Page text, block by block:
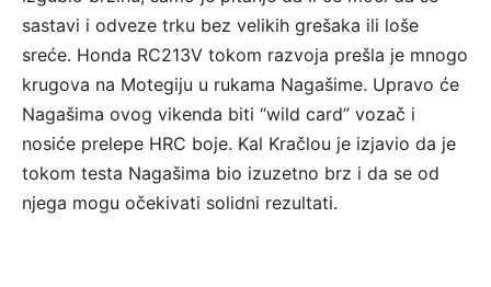
sastavi i odveze trku bez velikih grešaka ili loše
sreće. Honda RC213V tokom razvoja prešla je mnogo
krugova na Motegiju u rukama Nagašime. Upravo će
Nagašima ovog vikenda biti “wild card” vozač i
nosiće prelepe HRC boje. Kal Kračlou je izjavio da je
tokom testa Nagašima bio izuzetno brz i da se od
njega mogu očekivati solidni rezultati.